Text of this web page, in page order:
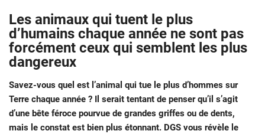
Les animaux qui tuent le plus
d’humains chaque année ne sont pas
forcément ceux qui semblent les plus
dangereux
Savez-vous quel est l’animal qui tue le plus d’hommes sur
Terre chaque année ? Il serait tentant de penser qu’il s’agit
d’une bête féroce pourvue de grandes griffes ou de dents,
mais le constat est bien plus étonnant. DGS vous révèle le